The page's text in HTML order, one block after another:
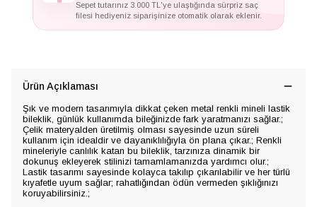
Sepet tutarınız 3.000 TL'ye ulaştığında sürpriz saç
filesi hediyeniz siparişinize otomatik olarak eklenir.
Ürün Açıklaması
Şık ve modern tasarımıyla dikkat çeken metal renkli mineli lastik
bileklik, günlük kullanımda bileğinizde fark yaratmanızı sağlar.;
Çelik materyalden üretilmiş olması sayesinde uzun süreli
kullanım için idealdir ve dayanıklılığıyla ön plana çıkar.; Renkli
mineleriyle canlılık katan bu bileklik, tarzınıza dinamik bir
dokunuş ekleyerek stilinizi tamamlamanızda yardımcı olur.;
Lastik tasarımı sayesinde kolayca takılıp çıkarılabilir ve her türlü
kıyafetle uyum sağlar; rahatlığından ödün vermeden şıklığınızı
koruyabilirsiniz.;